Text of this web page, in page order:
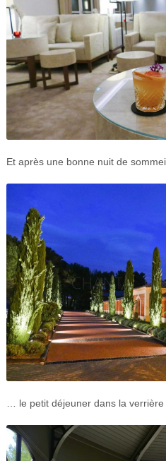
Et après une bonne nuit de
… le petit déjeuner dans la